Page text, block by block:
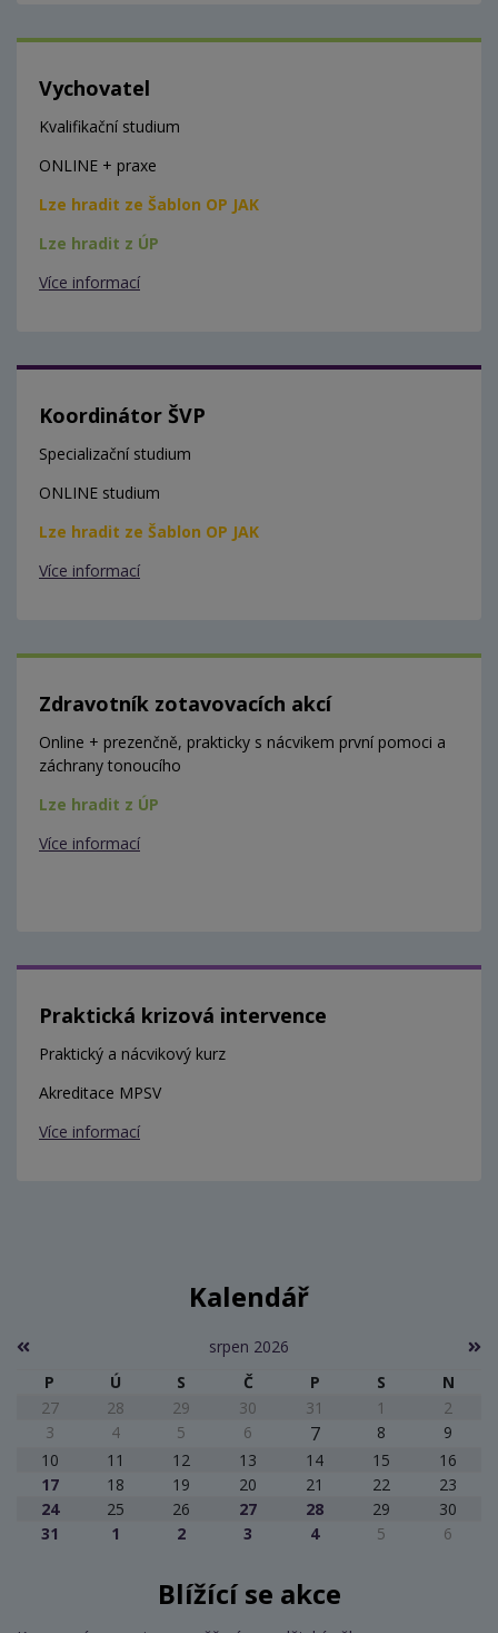
Vychovatel
Kvalifikační studium
ONLINE + praxe
Lze hradit ze Šablon OP JAK
Lze hradit z ÚP
Více informací
Koordinátor ŠVP
Specializační studium
ONLINE studium
Lze hradit ze Šablon OP JAK
Více informací
Zdravotník zotavovacích akcí
Online + prezenčně, prakticky s nácvikem první pomoci a
záchrany tonoucího
Lze hradit z ÚP
Více informací
Praktická krizová intervence
Praktický a nácvikový kurz
Akreditace MPSV
Více informací
Kalendář
srpen 2026
P
Ú S Č P S
N
27
28 29 30 31 1
2
3
4 5 6 7 8
9
10
11 12 13 14 15
16
17
18 19 20 21 22
23
24
25 26 27 28 29
30
31
1 2 3 4 5 6
Blížící se akce